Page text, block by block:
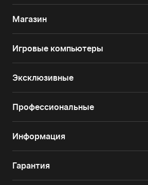
Магазин
Игровые компьютеры
Эксклюзивные
Профессиональные
Информация
Гарантия